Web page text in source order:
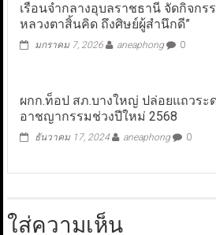
เรือนจำกลางอุบลราชธานี จัดกิจกร
หลวงตาสิ้นคิด ถึงศิษย์ผู้สำนึกดี”
มกราคม 7, 2026 aneaphong 0
ผกก.ท็อป สภ.บางใหญ่ ปล่อยแถวระ
อาชญากรรมช่วงปีใหม่ 2568
ธันวาคม 17, 2024 aneaphong 0
ใส่ความเห็น